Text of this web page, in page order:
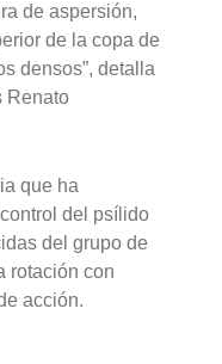
de aspersión,
de la copa de
densos”, detalla
Renato
que ha
del psílido
del grupo de
rotación con
acción.